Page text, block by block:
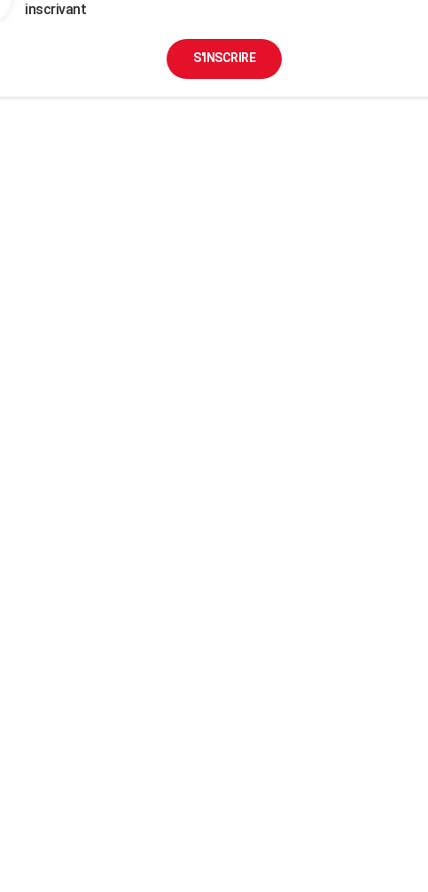
inscrivant
S'INSCRIRE